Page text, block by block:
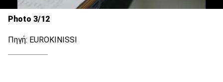
Photo 3/12
Πηγή: EUROKINISSI